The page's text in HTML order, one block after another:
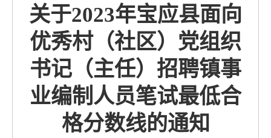
关于2023年宝应县面向
优秀村（社区）党组织
书记（主任）招聘镇事
业编制人员笔试最低合
格分数线的通知